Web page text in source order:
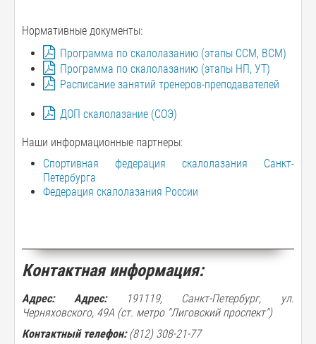
Нормативные документы:
Программа по скалолазанию (этапы ССМ, ВСМ)
Программа по скалолазанию (этапы НП, УТ)
Расписание занятий тренеров-преподавателей
ДОП скалолазание (СОЭ)
Наши информационные партнеры:
Спортивная федерация скалолазания Санкт-
Петербурга
Федерация скалолазания России
Контактная информация:
Адрес: Адрес:191119, Санкт-Петербург, ул.
Черняховского, 49А (ст. метро "Лиговский проспект")
Контактный телефон:(812) 308-21-77